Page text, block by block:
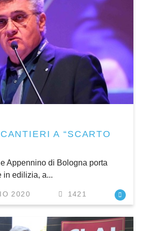
A “SCARTO
Appennino di Bologna porta
in edilizia, a...
2020 1421